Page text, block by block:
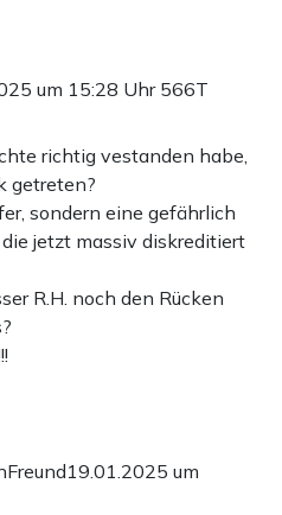
um 15:28 Uhr 566T
richtig vestanden habe,
getreten?
sondern eine gefährlich
jetzt massiv diskreditiert
R.H. noch den Rücken
19.01.2025 um